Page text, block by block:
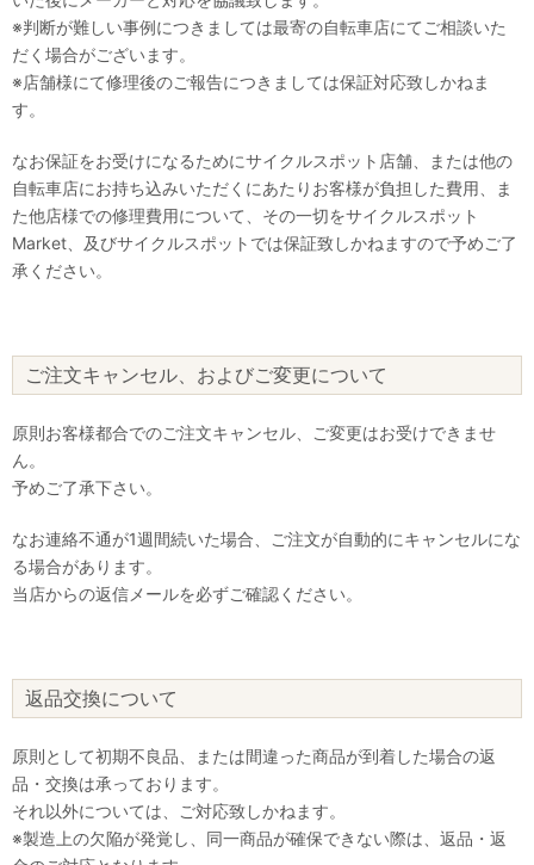
※判断が難しい事例につきましては最寄の自転車店にてご相談いた
だく場合がございます。
※店舗様にて修理後のご報告につきましては保証対応致しかねま
す。
なお保証をお受けになるためにサイクルスポット店舗、または他の
自転車店にお持ち込みいただくにあたりお客様が負担した費用、ま
た他店様での修理費用について、その一切をサイクルスポット
Market、及びサイクルスポットでは保証致しかねますので予めご了
承ください。
ご注文キャンセル、およびご変更について
原則お客様都合でのご注文キャンセル、ご変更はお受けできませ
ん。
予めご了承下さい。
なお連絡不通が1週間続いた場合、ご注文が自動的にキャンセルにな
る場合があります。
当店からの返信メールを必ずご確認ください。
返品交換について
原則として初期不良品、または間違った商品が到着した場合の返
品・交換は承っております。
それ以外については、ご対応致しかねます。
※製造上の欠陥が発覚し、同一商品が確保できない際は、返品・返